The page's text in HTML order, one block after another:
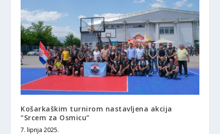
Košarkaškim turnirom nastavljena akcija
“Srcem za Osmicu”
7. lipnja 2025.